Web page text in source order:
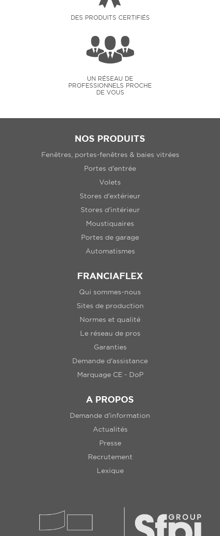
DES PRODUITS CERTIFIÉS
UN RÉSEAU DE
PROFESSIONNELS PROCHE
DE VOUS
NOS PRODUITS
Fenêtres, portes-fenêtres & baies vitrées
Portes d'entrée
Volets
Stores d'extérieur
Stores d'intérieur
Moustiquaires
Portes de garage
Automatismes
FRANCIAFLEX
Qui sommes-nous
Sites de production
Normes et qualité
Le réseau de pros
Garanties
Demande d'assistance
Marquage CE - DoP
A PROPOS
Demande d'information
Actualités
Presse
Recrutement
Lexique